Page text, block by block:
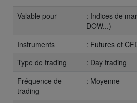
Valable pour
: Indices de
DOW...)
Instruments
: Futures et
Type de trading
: Day trading
Fréquence de
trading
: Moyenne